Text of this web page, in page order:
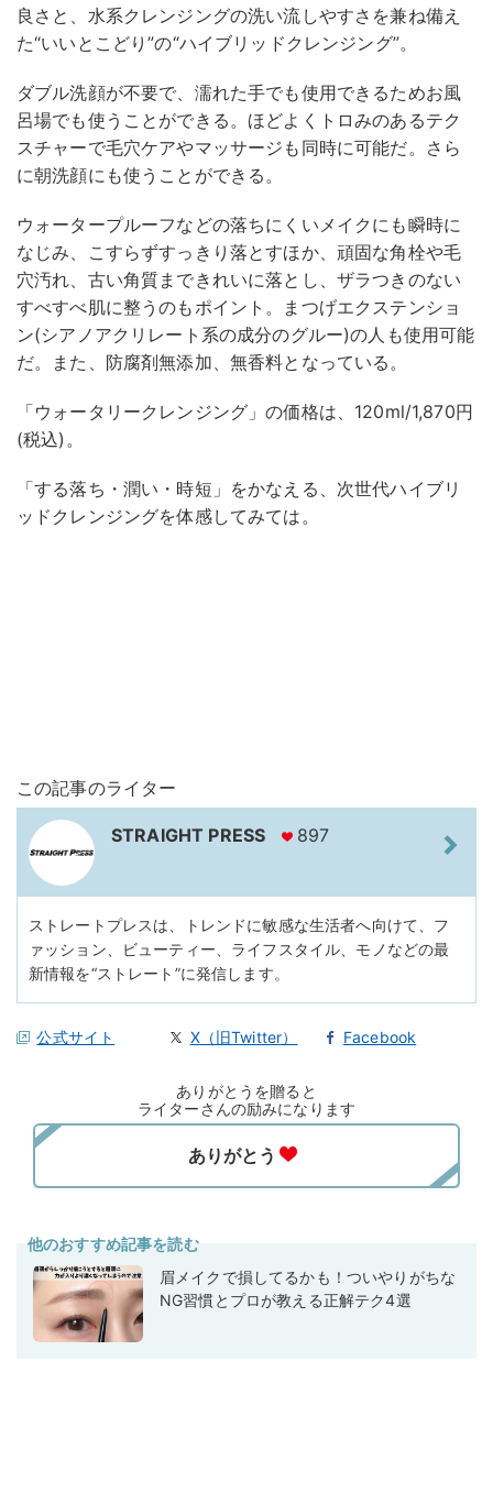
良さと、水系クレンジングの洗い流しやすさを兼ね備え
た“いいとこどり”の“ハイブリッドクレンジング”。
ダブル洗顔が不要で、濡れた手でも使用できるためお風
呂場でも使うことができる。ほどよくトロみのあるテク
スチャーで毛穴ケアやマッサージも同時に可能だ。さら
に朝洗顔にも使うことができる。
ウォータープルーフなどの落ちにくいメイクにも瞬時に
なじみ、こすらずすっきり落とすほか、頑固な角栓や毛
穴汚れ、古い角質まできれいに落とし、ザラつきのない
すべすべ肌に整うのもポイント。まつげエクステンショ
ン(シアノアクリレート系の成分のグルー)の人も使用可能
だ。また、防腐剤無添加、無香料となっている。
「ウォータリークレンジング」の価格は、120ml/1,870円
(税込)。
「する落ち・潤い・時短」をかなえる、次世代ハイブリ
ッドクレンジングを体感してみては。
この記事のライター
STRAIGHT PRESS 897
ストレートプレスは、トレンドに敏感な生活者へ向けて、フ
ァッション、ビューティー、ライフスタイル、モノなどの最
新情報を“ストレート”に発信します。
公式サイト X（旧Twitter） Facebook
ありがとうを贈ると
ライターさんの励みになります
他のおすすめ記事を読む
眉メイクで損してるかも！ついやりがちな
NG習慣とプロが教える正解テク4選